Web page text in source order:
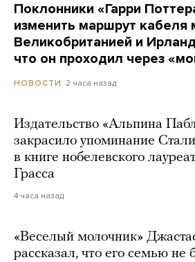
Поклонники «Гарри
изменить маршрут кабеля
Великобританией и
что он проходил через
НОВОСТИ 2 часа назад
Издательство «Альпина
закрасило упоминание
в книге нобелевского
Грасса
4 часа назад
«Веселый молочник»
рассказал, что его семью не